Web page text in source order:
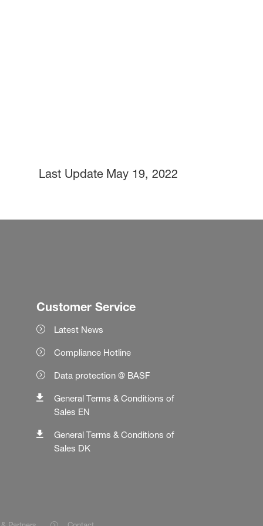
Last Update May 19, 2022
Customer Service
Latest News
Compliance Hotline
Data protection @ BASF
General Terms & Conditions of
Sales EN
General Terms & Conditions of
Sales DK